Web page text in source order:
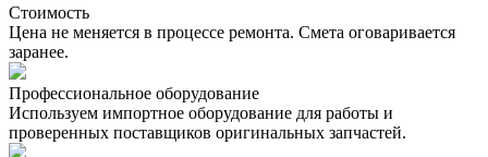
Стоимость
Цена не меняется в процессе ремонта. Смета оговаривается
заранее.
Профессиональное оборудование
Используем импортное оборудование для работы и
проверенных поставщиков оригинальных запчастей.